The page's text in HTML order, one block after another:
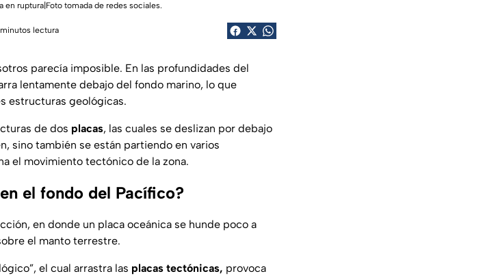
en ruptura|Foto tomada de redes sociales.
lectura
parecía imposible. En las profundidades del
lentamente debajo del fondo marino, lo que
estructuras geológicas.
de dos placas, las cuales se deslizan por debajo
sino también se están partiendo en varios
el movimiento tectónico de la zona.
el fondo del Pacífico?
en donde un placa oceánica se hunde poco a
el manto terrestre.
el cual arrastra las placas tectónicas, provoca